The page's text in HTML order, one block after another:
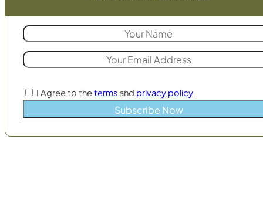
I Agree to theterms and privacy policy
Subscribe Now